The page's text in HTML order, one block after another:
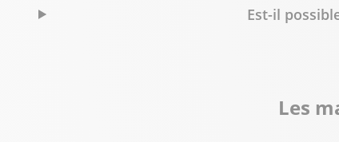
Est-il
Les